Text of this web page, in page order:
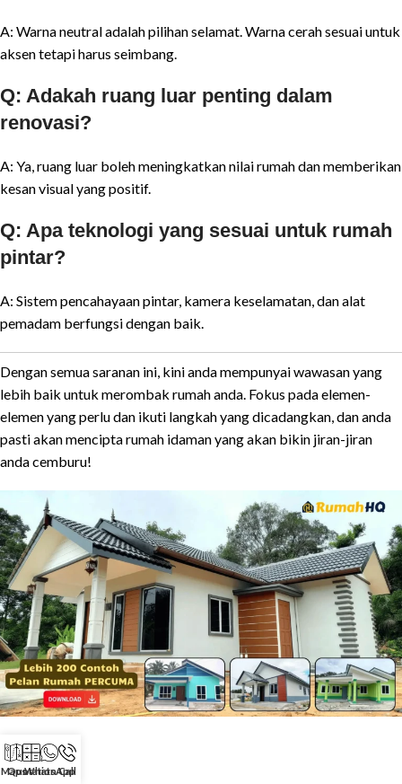
A: Warna neutral adalah pilihan selamat. Warna cerah sesuai untuk
aksen tetapi harus seimbang.
Q: Adakah ruang luar penting dalam
renovasi?
A: Ya, ruang luar boleh meningkatkan nilai rumah dan memberikan
kesan visual yang positif.
Q: Apa teknologi yang sesuai untuk rumah
pintar?
A: Sistem pencahayaan pintar, kamera keselamatan, dan alat
pemadam berfungsi dengan baik.
Dengan semua saranan ini, kini anda mempunyai wawasan yang
lebih baik untuk merombak rumah anda. Fokus pada elemen-
elemen yang perlu dan ikuti langkah yang dicadangkan, dan anda
pasti akan mencipta rumah idaman yang akan bikin jiran-jiran
anda cemburu!
Source link
[ad_2]
Maps
Quotation
WhatsApp
Call